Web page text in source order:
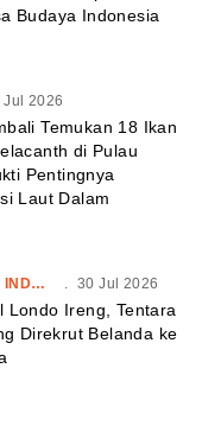
Budaya Indonesia
Jul 2026
Temukan 18 Ikan
di Pulau
Pentingnya
Laut Dalam
INSPIRASI INDONESIA . 30 Jul 2026
Londo Ireng, Tentara
Direkrut Belanda ke